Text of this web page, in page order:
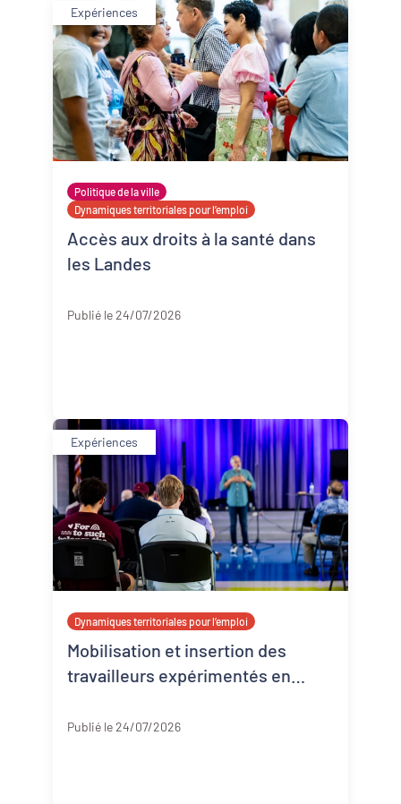
Expériences
Politique de la ville
Dynamiques territoriales pour l’emploi
Accès aux droits à la santé dans
les Landes
Publié le 24/07/2026
Expériences
Dynamiques territoriales pour l’emploi
Mobilisation et insertion des
travailleurs expérimentés en
Publié le 24/07/2026